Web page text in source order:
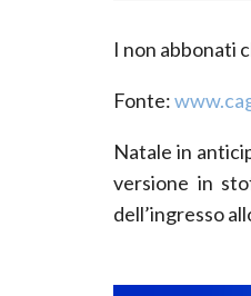
I non abbonati
Fonte:
Natale in
versione in
dell’ingresso